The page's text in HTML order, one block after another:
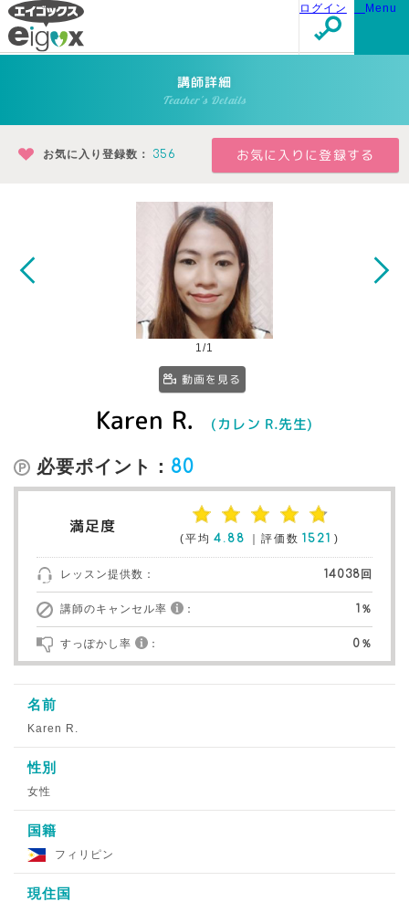
Menu
ログイン
講師詳細
Teacher's Details
1/1
動画を見る
Karen R. (カレン R.先生)
必要ポイント： 80
満足度
(平均 4.88 ｜評価数 1521 )
レッスン提供数： 14038回
講師のキャンセル率 ： 1％
すっぽかし率 ： 0％
お気に入り登録数： 356
名前
Karen R.
性別
女性
国籍
フィリピン
現住国